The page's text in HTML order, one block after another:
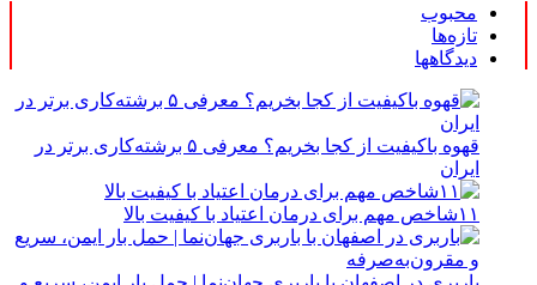
محبوب
تازه‌ها
دیدگاهها
قهوه باکیفیت از کجا بخریم؟ معرفی ۵ برشته‌کاری برتر در
ایران
۱۱شاخص مهم برای درمان اعتیاد با کیفیت بالا